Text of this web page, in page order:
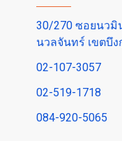
30/270 ซอยนวมิ
นวลจันทร์ เขตบึง
02-107-3057
02-519-1718
084-920-5065